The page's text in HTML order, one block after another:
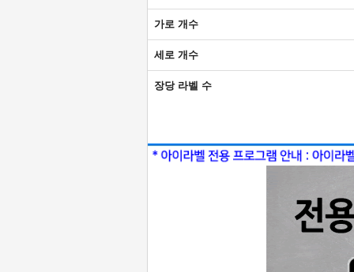
가로 개수
세로 개수
장당 라벨 수